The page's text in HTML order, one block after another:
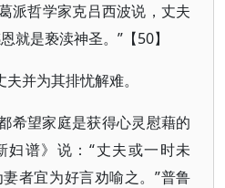
派哲学家克吕西波说，丈夫
就是亵渎神圣。”【50】
并为其排忧解难。
希望家庭是获得心灵慰藉的
妇谱》说：“丈夫或一时未
者宜为好言劝喻之。”普鲁